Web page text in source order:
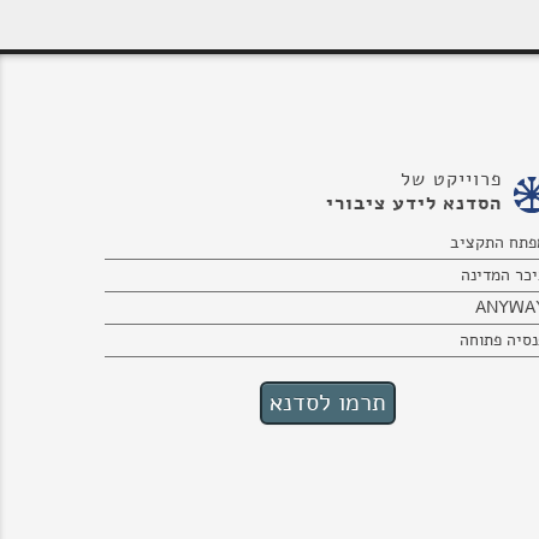
פרוייקט של
הסדנא לידע ציבורי
התקציב
המדינה
פתוחה